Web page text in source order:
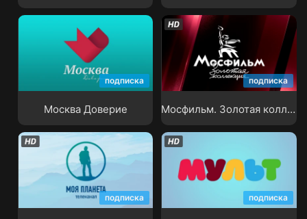
подписка
Москва Доверие
Москва Доверие
подписка
Мосфильм. Золотая
коллекция
Мосфильм. Золотая коллекция
подписка
Моя Планета подписка